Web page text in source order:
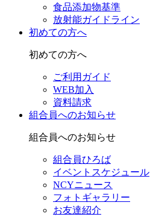
食品添加物基準
放射能ガイドライン
初めての方へ
初めての方へ
ご利用ガイド
WEB加入
資料請求
組合員へのお知らせ
組合員へのお知らせ
組合員ひろば
イベントスケジュール
NCYニュース
フォトギャラリー
お友達紹介